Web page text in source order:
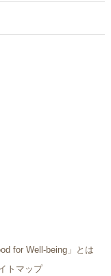
for Well-being」とは
トマップ